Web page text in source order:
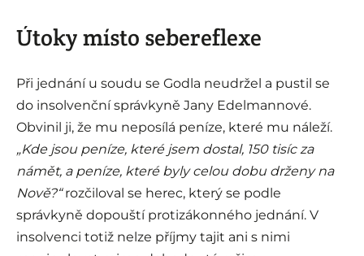
Útoky místo sebereflexe
Při jednání u soudu se Godla neudržel a pustil se
do insolvenční správkyně Jany Edelmannové.
Obvinil ji, že mu neposílá peníze, které mu náleží.
„Kde jsou peníze, které jsem dostal, 150 tisíc za
námět, a peníze, které byly celou dobu drženy na
Nově?“rozčiloval se herec, který se podle
správkyně dopouští protizákonného jednání. V
insolvenci totiž nelze příjmy tajit ani s nimi